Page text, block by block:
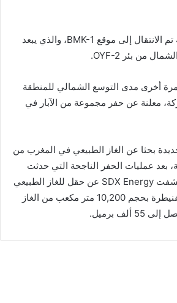
وأشارت الشركة إلى أنه تم الانتقال إلى موقع BMK-1، والذي يبعد
وسيختبر موقع BMK-1 مرة أخرى مدى التوسع الشمالي للمنطقة
معلنة عن حفر مجموعة من الآبار في
بحثا عن الغاز الطبيعي في المغرب من
بعد عمليات الحفر الناجحة التي حدثت
العام الماضي، حيث اكتشفت SDX Energy عن حقل للغاز الطبيعي
غرب حوض واد سبو بالقنيطرة بحجم 10,200 متر مكعب من الغاز
برميل.